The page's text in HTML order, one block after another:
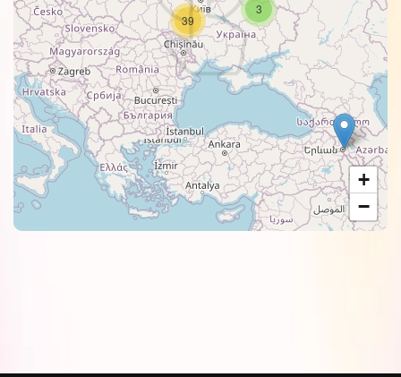
3
39
+
−